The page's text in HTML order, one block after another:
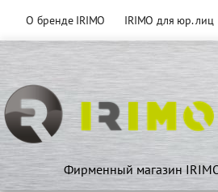
О бренде IRIMO IRIMO для юр. лиц
Фирменный магазин